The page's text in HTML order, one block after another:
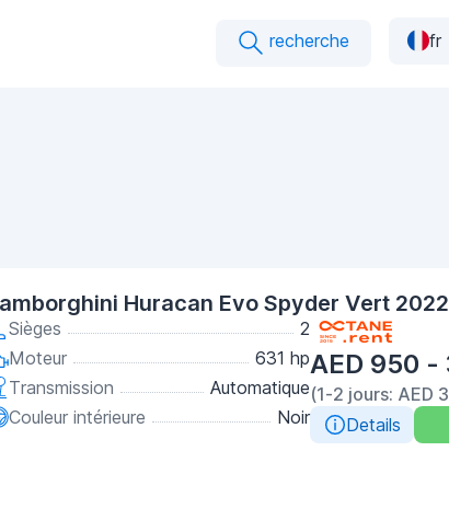
recherche fr
Huracan Evo Spyder Vert 2022
Sièges
2
Moteur
631 hp
Transmission
Automatique
Couleur intérieure
Noir
AED 950 -
(1-2 jours: AED
Details